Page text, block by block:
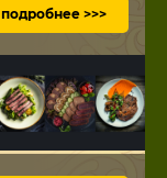
подробнее >>>